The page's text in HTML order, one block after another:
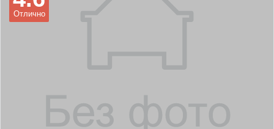
замена жутко сложная. Ну и вообще запчасти недешевые.
Сайлент блоки быстро из строя вышли и подшипники. Ну
Отлично